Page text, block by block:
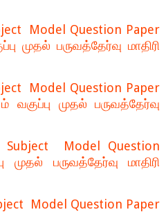
Model Question Paper
முதல் பருவத்தேர்வு மாதிரி
Model Question Paper
முதல் பருவத்தேர்வு
Model Question
பருவத்தேர்வு மாதிரி
Model Question Paper